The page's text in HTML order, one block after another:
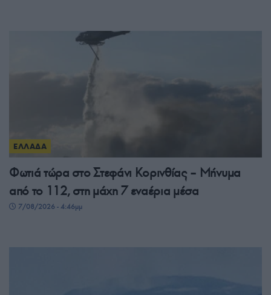
ΕΛΛΑΔΑ
Φωτιά τώρα στο Στεφάνι Κορινθίας – Μήνυμα
από το 112, στη μάχη 7 εναέρια μέσα
7/08/2026 - 4:46μμ